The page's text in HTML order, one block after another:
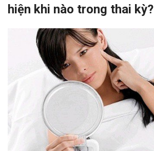
hiện khi nào trong thai kỳ?